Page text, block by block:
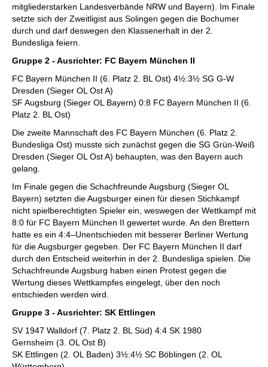
mitgliederstarken Landesverbände NRW und Bayern). Im Finale
setzte sich der Zweitligist aus Solingen gegen die Bochumer
durch und darf deswegen den Klassenerhalt in der 2.
Bundesliga feiern.
Gruppe 2 - Ausrichter: FC Bayern München II
FC Bayern München II (6. Platz 2. BL Ost) 4½:3½ SG G-W
Dresden (Sieger OL Ost A)
SF Augsburg (Sieger OL Bayern) 0:8 FC Bayern München II (6.
Platz 2. BL Ost)
Die zweite Mannschaft des FC Bayern München (6. Platz 2.
Bundesliga Ost) musste sich zunächst gegen die SG Grün-Weiß
Dresden (Sieger OL Ost A) behaupten, was den Bayern auch
gelang.
Im Finale gegen die Schachfreunde Augsburg (Sieger OL
Bayern) setzten die Augsburger einen für diesen Stichkampf
nicht spielberechtigten Spieler ein, weswegen der Wettkampf mit
8:0 für FC Bayern München II gewertet wurde. An den Brettern
hatte es ein 4:4–Unentschieden mit besserer Berliner Wertung
für die Augsburger gegeben. Der FC Bayern München II darf
durch den Entscheid weiterhin in der 2. Bundesliga spielen. Die
Schachfreunde Augsburg haben einen Protest gegen die
Wertung dieses Wettkampfes eingelegt, über den noch
entschieden werden wird.
Gruppe 3 - Ausrichter: SK Ettlingen
SV 1947 Walldorf (7. Platz 2. BL Süd) 4:4 SK 1980
Gernsheim (3. OL Ost B)
SK Ettlingen (2. OL Baden) 3½:4½ SC Böblingen (2. OL